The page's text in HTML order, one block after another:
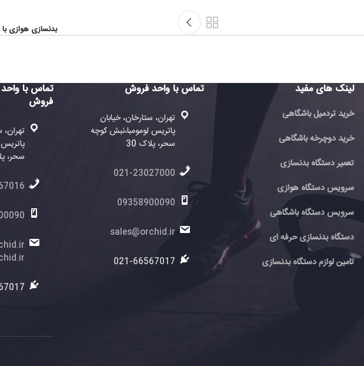
بدنسازی هوازی با الپتیکال اینتنزا 550 ETe2
هوازی
حرفه ای
بدنسازی
تماس با واحد فروش
تهران، ستارخان، خیابان
پاتریس لومومبا،نبش کوچه
021-23027000
09358900090
sales@orchid.ir
021-66567017
تماس با واحد خدمات پس از
تهران، ستارخان، خیابان
پاتریس لومومبا،نبش کوچه
021-66567016
09355900090
service2@orchid.ir
service@orchid.ir
021-66567017